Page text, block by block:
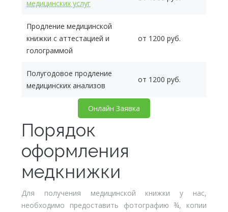
медицинских услуг
Продление медицинской
книжки с аттестацией и
голограммой
от 1200 руб.
Полугодовое продление
медицинских анализов
от 1200 руб.
Онлайн Заявка
Порядок
оформления
медкнижки
Для получения медицинской книжки у нас,
необходимо предоставить фотографию ¾, копии